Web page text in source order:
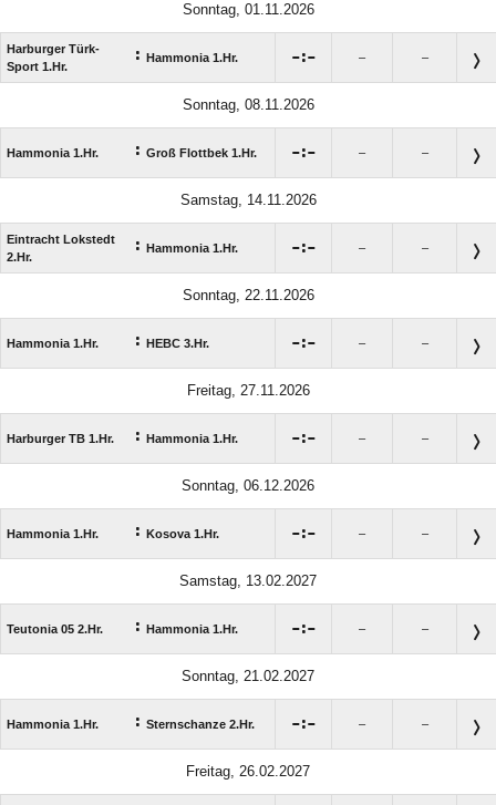
Sonntag, 01.11.2026
Harburger Türk-
Sport 1.Hr.
: Hammonia 1.Hr. : – –
Sonntag, 08.11.2026
Hammonia 1.Hr. : Groß Flottbek 1.Hr. : – –
Samstag, 14.11.2026
Eintracht Lokstedt
2.Hr.
: Hammonia 1.Hr. : – –
Sonntag, 22.11.2026
Hammonia 1.Hr. : HEBC 3.Hr. : – –
Freitag, 27.11.2026
Harburger TB 1.Hr. : Hammonia 1.Hr. : – –
Sonntag, 06.12.2026
Hammonia 1.Hr. : Kosova 1.Hr. : – –
Samstag, 13.02.2027
Teutonia 05 2.Hr. : Hammonia 1.Hr. : – –
Sonntag, 21.02.2027
Hammonia 1.Hr. : Sternschanze 2.Hr. : – –
Freitag, 26.02.2027